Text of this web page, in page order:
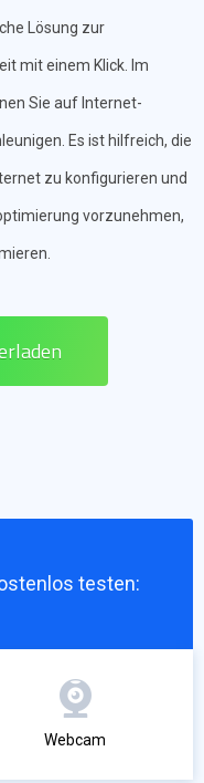
Lösung zur
mit einem Klick. Im
Sie auf Internet-
Es ist hilfreich, die
zu konfigurieren und
vorzunehmen,
testen:
Webcam